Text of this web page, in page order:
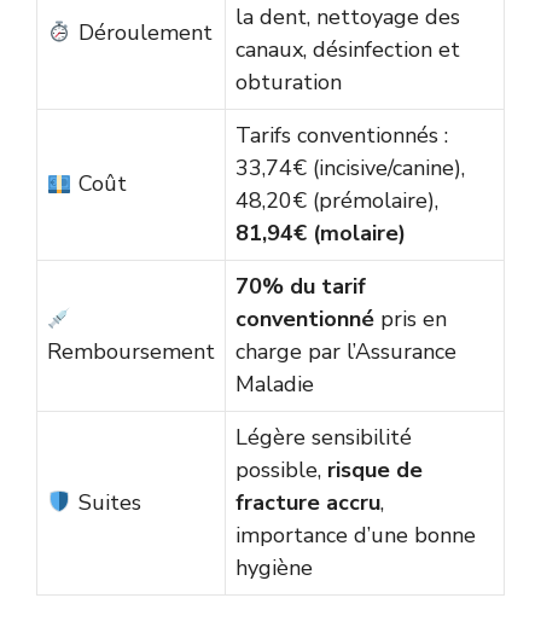
Déroulement
la dent, nettoyage des
canaux, désinfection et
obturation
Coût
Tarifs conventionnés :
33,74€ (incisive/canine),
48,20€ (prémolaire),
81,94€ (molaire)
Remboursement
70% du tarif
conventionné pris en
charge par l’Assurance
Maladie
Suites
Légère sensibilité
possible, risque de
fracture accru,
importance d’une bonne
hygiène